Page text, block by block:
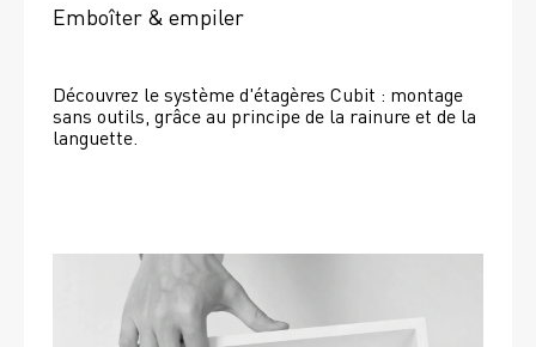
Emboîter & empiler
Découvrez le système d'étagères Cubit : montage
sans outils, grâce au principe de la rainure et de la
languette.